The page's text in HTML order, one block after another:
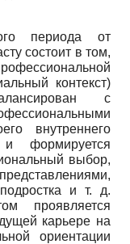
периода от
состоит в том,
контекст)
с
внутреннего
формируется
выбор,
и т. д.
проявляется
карьере на
ориентации